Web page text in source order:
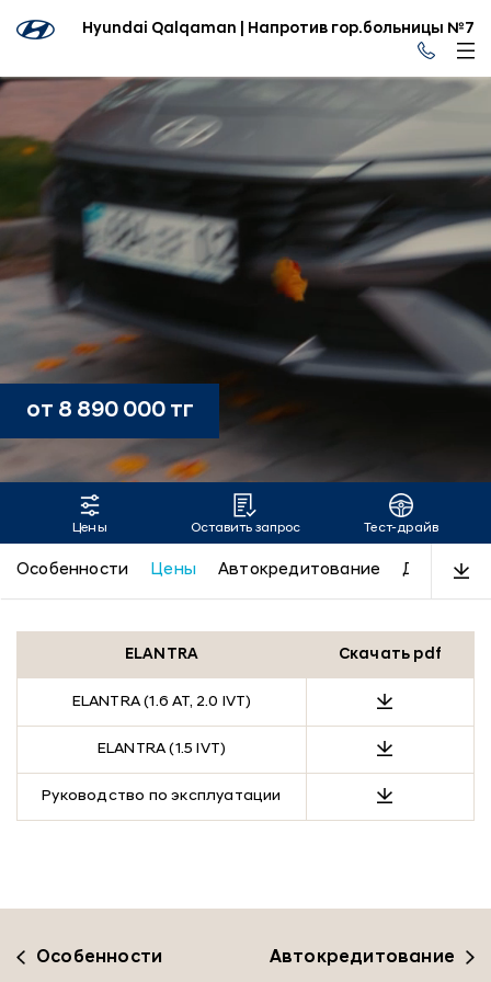
Hyundai Qalqaman | Напротив гор.больницы №7
Цены Hyundai ELANTRA
от 8 890 000 тг
Цены Оставить запрос Тест-драйв
Особенности Цены Автокредитование Дизайн
ELANTRA Скачать pdf
ELANTRA (1.6 AT, 2.0 IVT)
ELANTRA (1.5 IVT)
Руководство по эксплуатации
Особенности Автокредитование